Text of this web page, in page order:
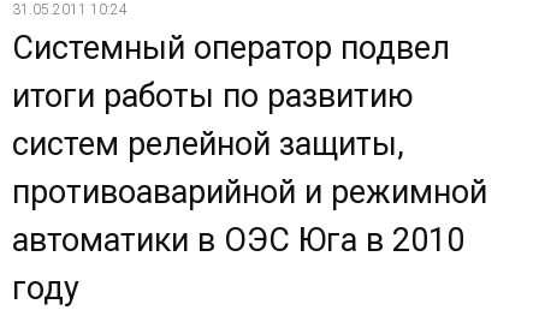
31.05.2011 10:24
Системный оператор подвел
итоги работы по развитию
систем релейной защиты,
противоаварийной и режимной
автоматики в ОЭС Юга в 2010
году